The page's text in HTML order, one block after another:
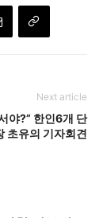
Next article
야?” 한인6개 단
초유의 기자회견